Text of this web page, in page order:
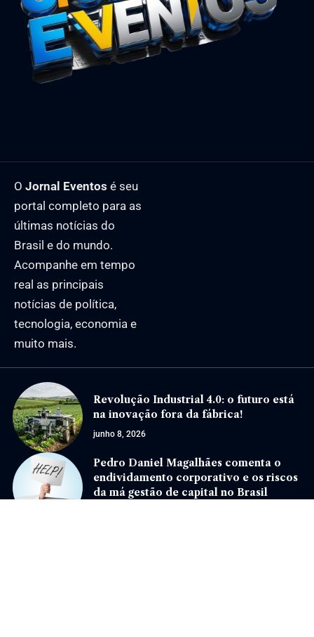
O Jornal Eventos é seu
portal completo para as
últimas notícias do
Brasil e do mundo.
Acompanhe em tempo
real as principais
notícias de política,
tecnologia, economia e
muito mais.
Revolução Industrial 4.0: o futuro está
na inovação fora da fábrica!
junho 8, 2026
Pedro Daniel Magalhães comenta o
endividamento corporativo e os riscos
da má gestão de capital no Brasil